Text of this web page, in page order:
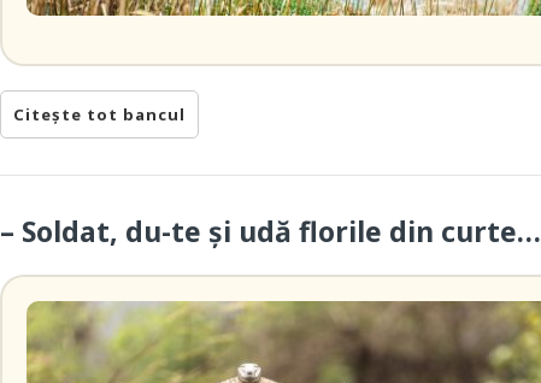
Citește tot bancul
– Soldat, du-te și udă florile din curte…